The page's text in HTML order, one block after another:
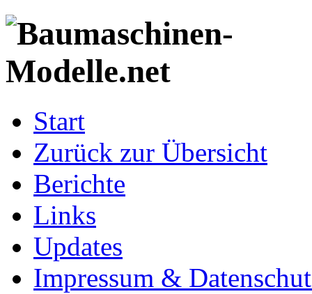
Start
Zurück zur Übersicht
Berichte
Links
Updates
Impressum &